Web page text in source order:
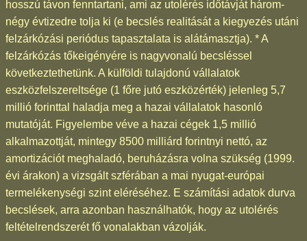
hosszú távon fenntartani, ami az utolérés időtávját három-
négy évtizedre tolja ki (e becslés realitását a kiegyezés utáni
felzárkózási periódus tapasztalata is alátámasztja). * A
felzárkózás tőkeigényére is nagyvonalú becsléssel
következtethetünk. A külföldi tulajdonú vállalatok
eszközfelszereltsége (1 főre jutó eszközérték) jelenleg 5,7
millió forinttal haladja meg a hazai vállalatok hasonló
mutatóját. Figyelembe véve a hazai cégek 1,5 millió
alkalmazottját, mintegy 8500 milliárd forintnyi nettó, az
amortizációt meghaladó, beruházásra volna szükség (1999.
évi árakon) a vizsgált szférában a mai nyugat-európai
termelékenységi szint eléréséhez. E számítási adatok durva
becslések, arra azonban használhatók, hogy az utolérés
feltételrendszerét fő vonalakban vázolják.